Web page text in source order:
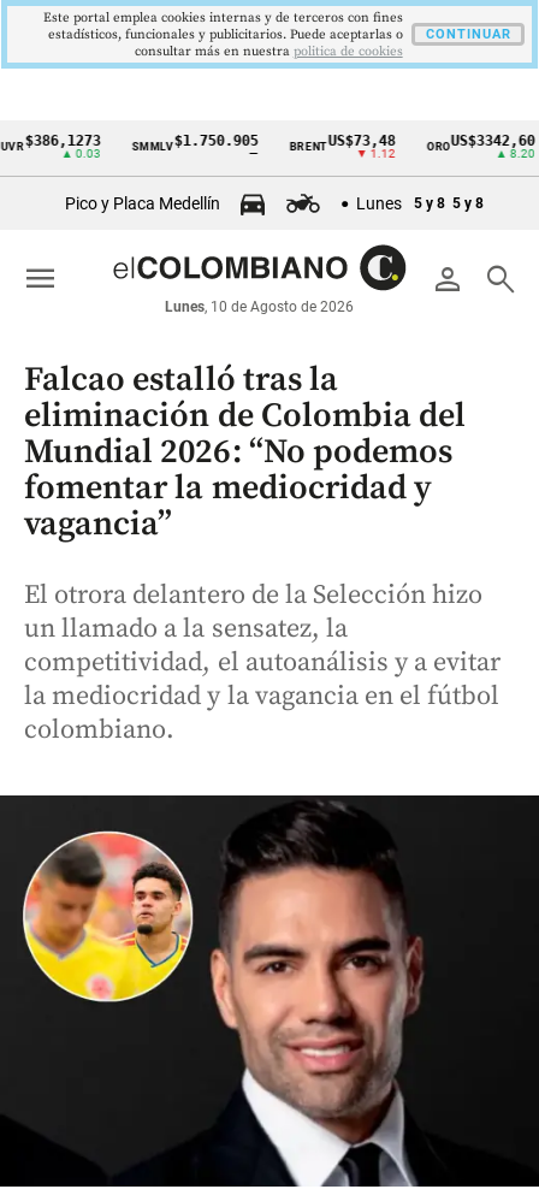
Cintillo
económicos
Colombia
$386,1273
▲ 0.03
SMMLV$1.750.905 BRENTUS$73,48
▼ 1.12
OROUS$3342,60
▲ 8.20
Pico y Placa Medellín Lunes 5 y 8 5 y 8
person search
Lunes, 10 de Agosto de 2026
menu
Falcao estalló tras la
eliminación de Colombia del
Mundial 2026: “No podemos
fomentar la mediocridad y
vagancia”
El otrora delantero de la Selección hizo
un llamado a la sensatez, la
competitividad, el autoanálisis y a evitar
la mediocridad y la vagancia en el fútbol
colombiano.
Este portal emplea cookies internas y de terceros con fines
estadísticos, funcionales y publicitarios. Puede aceptarlas o
consultar más en nuestra politica de cookies
CONTINUAR